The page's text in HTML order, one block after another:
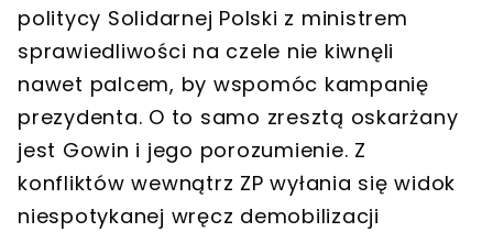
politycy Solidarnej Polski z ministrem
sprawiedliwości na czele nie kiwnęli
nawet palcem, by wspomóc kampanię
prezydenta. O to samo zresztą oskarżany
jest Gowin i jego porozumienie. Z
konfliktów wewnątrz ZP wyłania się widok
niespotykanej wręcz demobilizacji